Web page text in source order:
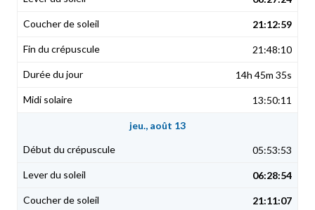
21:12:59
21:48:10
14h 45m 35s
13:50:11
jeu., août 13
05:53:53
06:28:54
21:11:07